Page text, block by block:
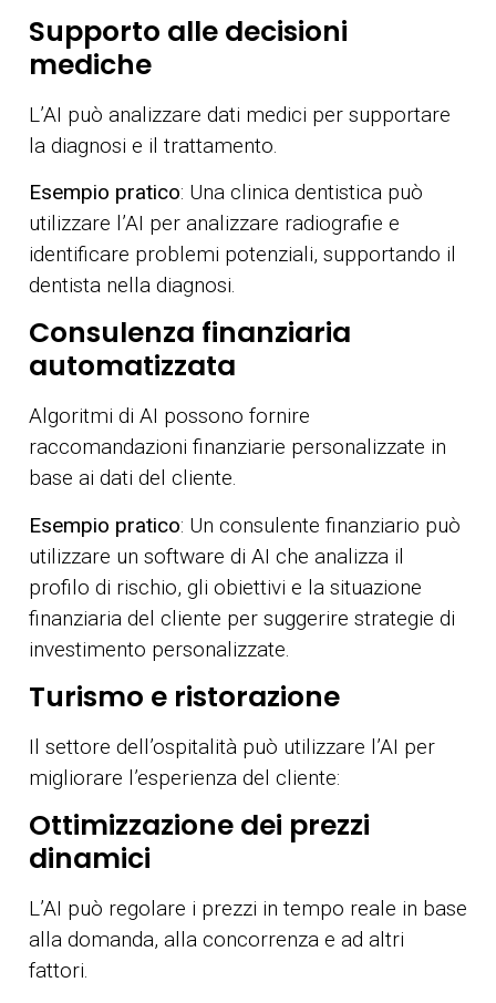
Supporto alle decisioni
mediche
L’AI può analizzare dati medici per supportare
la diagnosi e il trattamento.
Esempio pratico: Una clinica dentistica può
utilizzare l’AI per analizzare radiografie e
identificare problemi potenziali, supportando il
dentista nella diagnosi.
Consulenza finanziaria
automatizzata
Algoritmi di AI possono fornire
raccomandazioni finanziarie personalizzate in
base ai dati del cliente.
Esempio pratico: Un consulente finanziario può
utilizzare un software di AI che analizza il
profilo di rischio, gli obiettivi e la situazione
finanziaria del cliente per suggerire strategie di
investimento personalizzate.
Turismo e ristorazione
Il settore dell’ospitalità può utilizzare l’AI per
migliorare l’esperienza del cliente:
Ottimizzazione dei prezzi
dinamici
L’AI può regolare i prezzi in tempo reale in base
alla domanda, alla concorrenza e ad altri
fattori.